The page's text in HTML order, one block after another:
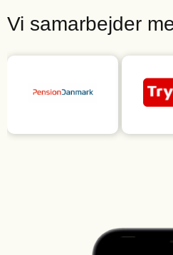
Vi samarbejder